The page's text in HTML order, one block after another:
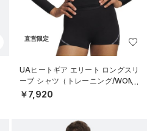
直営限定
UAヒートギア エリート ロングスリ
ーブ シャツ（トレーニング/WOME
N）
￥7,920